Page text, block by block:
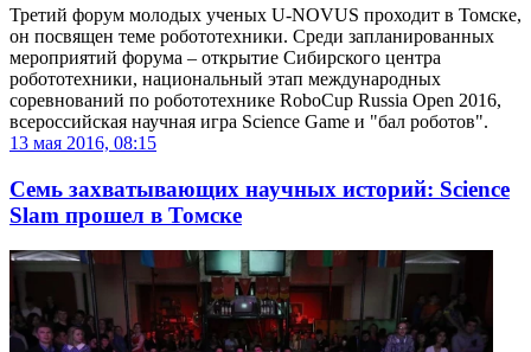
Третий форум молодых ученых U-NOVUS проходит в Томске,
он посвящен теме робототехники. Среди запланированных
мероприятий форума – открытие Сибирского центра
робототехники, национальный этап международных
соревнований по робототехнике RoboCup Russia Open 2016,
всероссийская научная игра Science Game и "бал роботов".
13 мая 2016, 08:15
Семь захватывающих научных историй: Science
Slam прошел в Томске